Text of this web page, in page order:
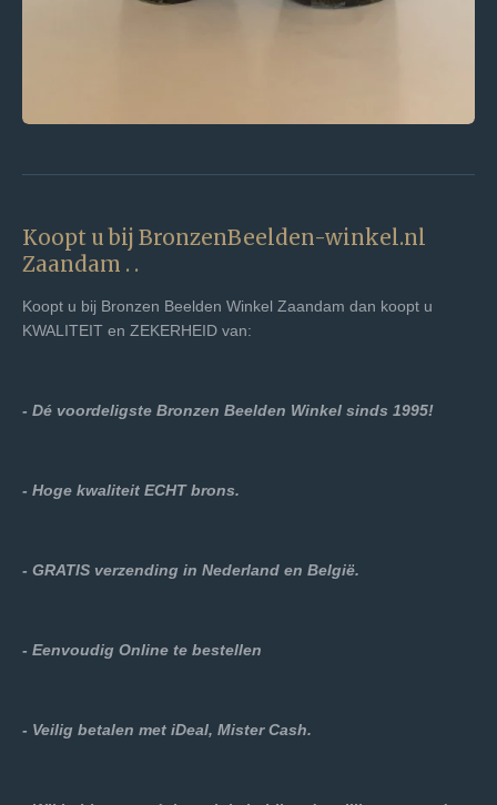
Koopt u bij BronzenBeelden-winkel.nl
Zaandam . .
Koopt u bij Bronzen Beelden Winkel Zaandam dan koopt u
KWALITEIT en ZEKERHEID van:
- Dé voordeligste Bronzen Beelden Winkel sinds 1995!
- Hoge kwaliteit ECHT brons.
- GRATIS verzending in Nederland en België.
- Eenvoudig Online te bestellen
- Veilig betalen met iDeal, Mister Cash.